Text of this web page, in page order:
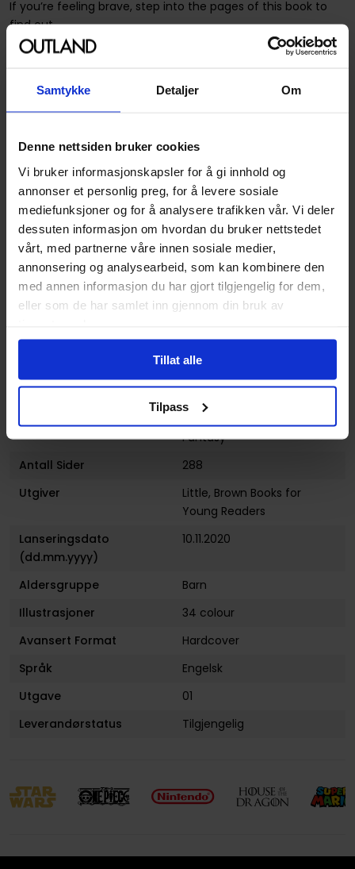
Samtykke Detaljer Om
Denne nettsiden bruker cookies
Vi bruker informasjonskapsler for å gi innhold og
annonser et personlig preg, for å levere sosiale
mediefunksjoner og for å analysere trafikken vår. Vi deler
dessuten informasjon om hvordan du bruker nettstedet
vårt, med partnerne våre innen sosiale medier,
annonsering og analysearbeid, som kan kombinere den
med annen informasjon du har gjort tilgjengelig for dem,
eller som de har samlet inn gjennom din bruk av
Tillat alle
Tilpass
If you’re feeling brave, step into the pages of this book to
find out...
A beautiful hardback edition, perfect for sharing and
the young winners of The Ickabog competition.
Harry Potter and was initially published online for families
2020.
Spesifikasjoner
Varenummer
9781510202252
Weight
0.933000
Format
Hardcover
Action og Eventyr
Fantasy
Antall Sider
288
Utgiver
Little, Brown Books for
Young Readers
Lanseringsdato
(dd.mm.yyyy)
10.11.2020
Aldersgruppe
Barn
Illustrasjoner
34 colour
Avansert Format
Hardcover
Språk
Engelsk
Utgave
01
Leverandørstatus
Tilgjengelig